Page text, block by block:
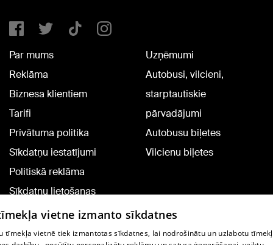
Par mums
Reklāma
Biznesa klientiem
Tarifi
Privātuma politika
Sīkdatņu iestatījumi
Politiskā reklāma
Sīkdatņu lietošanas
noteikumi
Komentāru pievienošana
Uzņēmumi
Autobusi, vilcieni,
starptautiskie
pārvadājumi
Autobusu biļetes
Vilcienu biļetes
vietne izmanto sīkdatnes
tīmekļa vietnē tiek izmantotas sīkdatnes, lai nodrošinātu un uzlabotu